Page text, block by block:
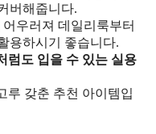
버해줍니다.
우러져 데일리룩부터
용하시기 좋습니다.
럼도 입을 수 있는 실용
루 갖춘 추천 아이템입